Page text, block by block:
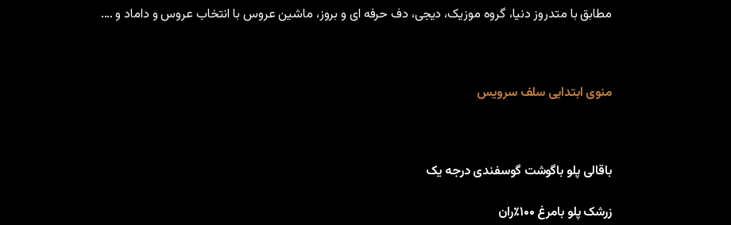
مطابق با متدروز دنیا، گروه موزیک، دیجی، دف حرفه ای و بروز، ماشین عروس با انتخاب عروس و داماد و ….
منوی ابتدایی سلف سرویس
باقالی پلو باگوشت گوسفندی درجه یک
زرشک پلو بامرغ ۱۰۰٪ران